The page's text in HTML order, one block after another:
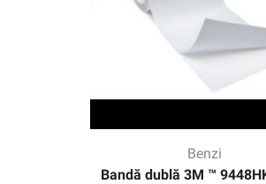
Benzi
Bandă dublă 3M ™